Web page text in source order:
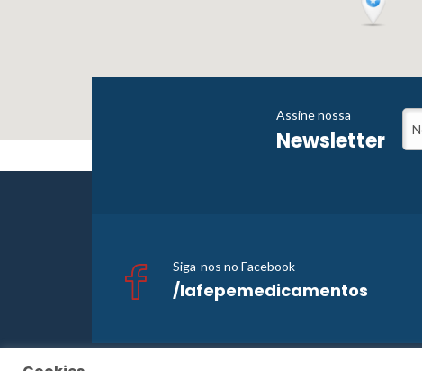
Assine nossa
Newsletter
Siga-nos no Facebook
/lafepemedicamentos